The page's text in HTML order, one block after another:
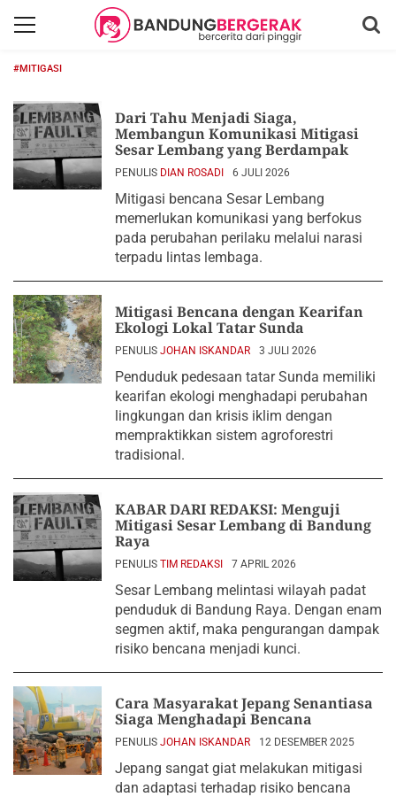
#MITIGASI
Dari Tahu Menjadi Siaga,
Membangun Komunikasi Mitigasi
Sesar Lembang yang Berdampak
PENULIS DIAN ROSADI 6 JULI 2026
Mitigasi bencana Sesar Lembang
memerlukan komunikasi yang berfokus
pada perubahan perilaku melalui narasi
terpadu lintas lembaga.
Mitigasi Bencana dengan Kearifan
Ekologi Lokal Tatar Sunda
PENULIS JOHAN ISKANDAR 3 JULI 2026
Penduduk pedesaan tatar Sunda memiliki
kearifan ekologi menghadapi perubahan
lingkungan dan krisis iklim dengan
mempraktikkan sistem agroforestri
tradisional.
KABAR DARI REDAKSI: Menguji
Mitigasi Sesar Lembang di Bandung
Raya
PENULIS TIM REDAKSI 7 APRIL 2026
Sesar Lembang melintasi wilayah padat
penduduk di Bandung Raya. Dengan enam
segmen aktif, maka pengurangan dampak
risiko bencana menjadi kunci.
Cara Masyarakat Jepang Senantiasa
Siaga Menghadapi Bencana
PENULIS JOHAN ISKANDAR 12 DESEMBER 2025
Jepang sangat giat melakukan mitigasi
dan adaptasi terhadap risiko bencana